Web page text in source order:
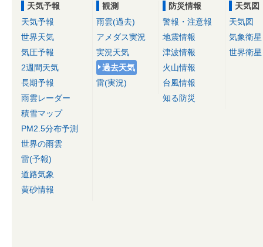
天気予報
天気予報
世界天気
気圧予報
2週間天気
長期予報
雨雲レーダー
積雪マップ
PM2.5分布予測
世界の雨雲
雷(予報)
道路気象
黄砂情報
観測
雨雲(過去)
アメダス実況
実況天気
過去天気
雷(実況)
防災情報
警報・注意報
地震情報
津波情報
火山情報
台風情報
知る防災
天気図
天気図
気象衛星
世界衛星